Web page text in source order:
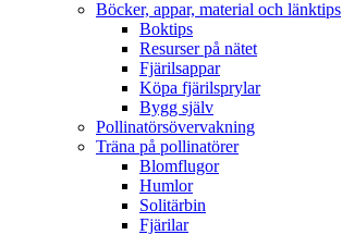
Böcker, appar, material och länktips
Boktips
Resurser på nätet
Fjärilsappar
Köpa fjärilsprylar
Bygg själv
Pollinatörsövervakning
Träna på pollinatörer
Blomflugor
Humlor
Solitärbin
Fjärilar